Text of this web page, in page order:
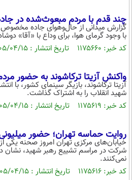
چند قدم با مردم مبعوث‌شده در
گزارش میدانی از حال‌وهوای جاده
با وجود گرمای هوا، برای وداع با «آقا»
کد خبر: ۱۱۷۵۶۶۰ تاریخ انتشار : ۱۴۰۵/۰۴/۱۵
واکنش آزیتا ترکاشوند به حضور
آزیتا ترکاشوند، بازیگر سینمای کشور،
شهید انقلاب را به اشتراک گذاشت.
کد خبر: ۱۱۷۵۶۱۹ تاریخ انتشار : ۱۴۰۵/۰۴/۱۵
روایت حماسه تهران؛ حضور
خیابان‌های مرکزی تهران امروز صحنه یکی
شرکت در مراسم تشییع رهبر شهید، نشان
نمی‌کنند.
کد خبر: ۱۱۷۵۶۱۶ تاریخ انتشار : ۱۴۰۵/۰۴/۱۵